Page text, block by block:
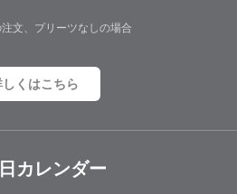
文、プリーツなしの場合
しくはこちら
カレンダー